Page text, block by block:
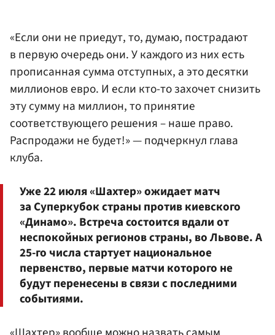
«Если они не приедут, то, думаю, пострадают
в первую очередь они. У каждого из них есть
прописанная сумма отступных, а это десятки
миллионов евро. И если кто-то захочет снизить
эту сумму на миллион, то принятие
соответствующего решения – наше право.
Распродажи не будет!» — подчеркнул глава
клуба.
Уже 22 июля «Шахтер» ожидает матч
за Суперкубок страны против киевского
«Динамо». Встреча состоится вдали от
неспокойных регионов страны, во Львове. А
25-го числа стартует национальное
первенство, первые матчи которого не
будут перенесены в связи с последними
событиями.